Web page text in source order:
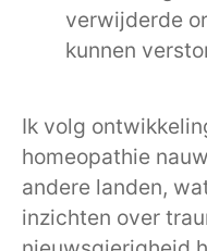
verwijderde
kunnen
Ik volg
homeopathie
andere landen,
inzichten over